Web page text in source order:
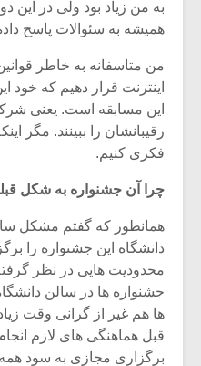
به من زیاد بود ولی در این
همیشه به سئوالات پاسخ
من متاسفانه به خاطر
اینترنت قرار دهیم که
این مسابقه است. یعنی
رقیبانشان را ببینند. مگر
فکری کنیم.
چرا آن جشنواره به شکل
همانطور که گفتم مشکل
دانشگاه این جشنواره را
محدودیت هایی در نظر
جشنواره ها در سالن
ها هم غیر از گرانی وقت
قبل هماهنگی های لازم
برگزاری مجازی به سود
یادداشتی بر
متن فیلم
شیش و نیم»
بدنام ترین